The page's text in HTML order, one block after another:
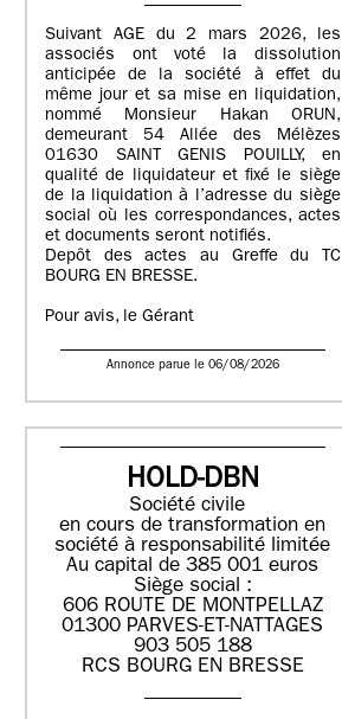
Suivant AGE du 2 mars 2026, les
associés ont voté la dissolution
anticipée de la société à effet du
même jour et sa mise en liquidation,
nommé Monsieur Hakan ORUN,
demeurant 54 Allée des Mélèzes
01630 SAINT GENIS POUILLY, en
qualité de liquidateur et fixé le siège
de la liquidation à l’adresse du siège
social où les correspondances, actes
et documents seront notifiés.
Depôt des actes au Greffe du TC
BOURG EN BRESSE.
Pour avis, le Gérant
Annonce parue le 06/08/2026
HOLD-DBN
Société civile
en cours de transformation en
société à responsabilité limitée
Au capital de 385 001 euros
Siège social :
606 ROUTE DE MONTPELLAZ
01300 PARVES-ET-NATTAGES
903 505 188
RCS BOURG EN BRESSE